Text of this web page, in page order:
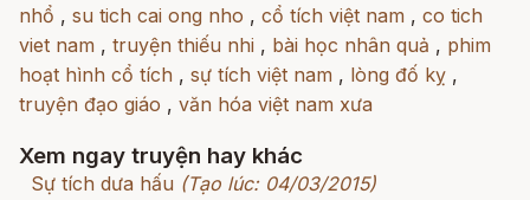
nhổ , su tich cai ong nho , cổ tích việt nam , co tich
viet nam , truyện thiếu nhi , bài học nhân quả , phim
hoạt hình cổ tích , sự tích việt nam , lòng đố kỵ ,
truyện đạo giáo , văn hóa việt nam xưa
Xem ngay truyện hay khác
Sự tích dưa hấu (Tạo lúc: 04/03/2015)